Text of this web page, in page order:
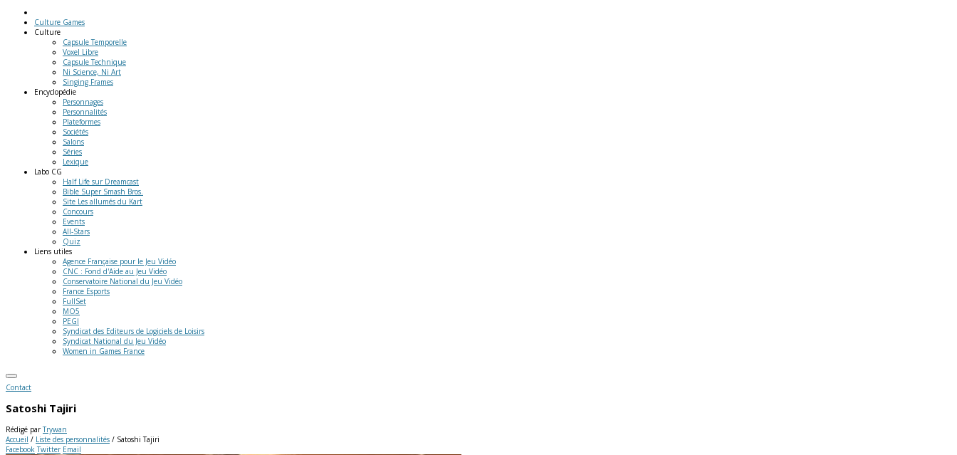
Culture Games
Culture
Capsule Temporelle
Voxel Libre
Capsule Technique
Ni Science, Ni Art
Singing Frames
Encyclopédie
Personnages
Personnalités
Plateformes
Sociétés
Salons
Séries
Lexique
Labo CG
Half Life sur Dreamcast
Bible Super Smash Bros.
Site Les allumés du Kart
Concours
Events
All-Stars
Quiz
Liens utiles
Agence Française pour le Jeu Vidéo
CNC : Fond d'Aide au Jeu Vidéo
Conservatoire National du Jeu Vidéo
France Esports
FullSet
MO5
PEGI
Syndicat des Editeurs de Logiciels de Loisirs
Syndicat National du Jeu Vidéo
Women in Games France
Contact
Satoshi Tajiri
Rédigé parTrywan
Accueil / Liste des personnalités / Satoshi Tajiri
Facebook Twitter Email